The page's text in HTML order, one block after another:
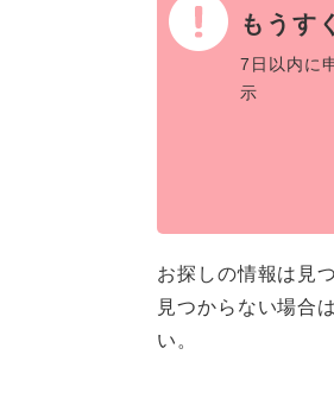
もうす
7日以内に
示
お探しの情報は見
見つからない場合
い。